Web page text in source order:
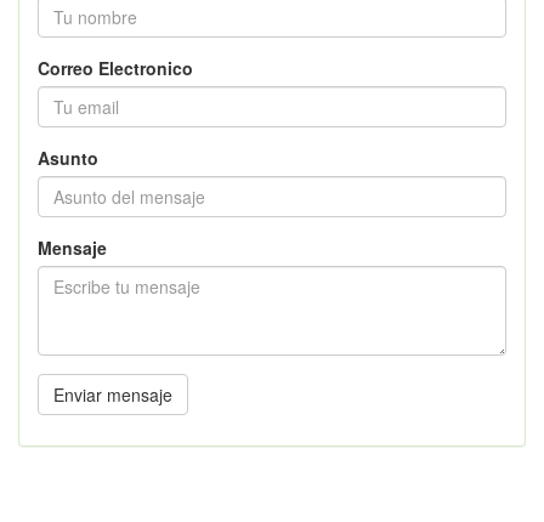
Correo Electronico
Asunto
Mensaje
Enviar mensaje